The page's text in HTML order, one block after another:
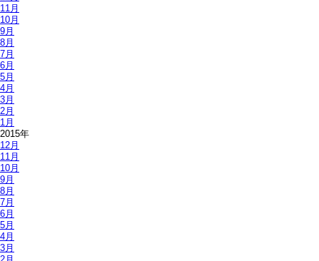
11月
10月
9月
8月
7月
6月
5月
4月
3月
2月
1月
2015年
12月
11月
10月
9月
8月
7月
6月
5月
4月
3月